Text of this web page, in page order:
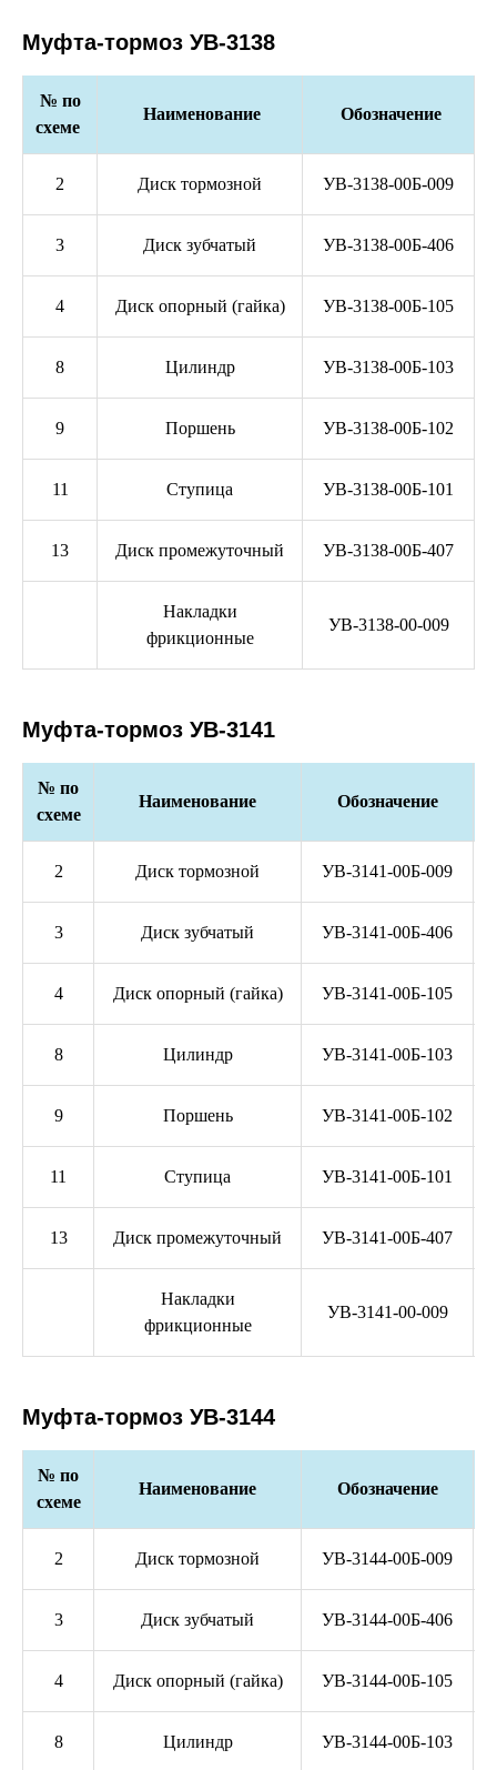
Муфта-тормоз УВ-3138
№ по
схеме
Наименование Обозначение
2 Диск тормозной УВ-3138-00Б-009
3 Диск зубчатый УВ-3138-00Б-406
4 Диск опорный (гайка) УВ-3138-00Б-105
8 Цилиндр УВ-3138-00Б-103
9 Поршень УВ-3138-00Б-102
11 Ступица УВ-3138-00Б-101
13 Диск промежуточный УВ-3138-00Б-407
Накладки
фрикционные
УВ-3138-00-009
Муфта-тормоз УВ-3141
№ по
схеме
Наименование Обозначение
2 Диск тормозной УВ-3141-00Б-009
3 Диск зубчатый УВ-3141-00Б-406
4 Диск опорный (гайка) УВ-3141-00Б-105
8 Цилиндр УВ-3141-00Б-103
9 Поршень УВ-3141-00Б-102
11 Ступица УВ-3141-00Б-101
13 Диск промежуточный УВ-3141-00Б-407
Накладки
фрикционные
УВ-3141-00-009
Муфта-тормоз УВ-3144
№ по
схеме
Наименование Обозначение
2 Диск тормозной УВ-3144-00Б-009
3 Диск зубчатый УВ-3144-00Б-406
4 Диск опорный (гайка) УВ-3144-00Б-105
8 Цилиндр УВ-3144-00Б-103